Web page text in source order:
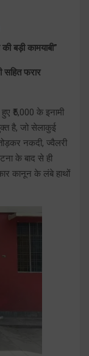
बड़ी कामयाबी”
सहित फरार
₹5,000 के इनामी
है, जो सेलाकुई
नकदी, ज्वैलरी
के बाद से ही
कानून के लंबे हाथों